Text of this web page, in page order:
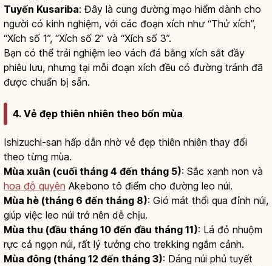
Tuyến Kusariba: Đây là cung đường mạo hiểm dành cho
người có kinh nghiệm, với các đoạn xích như “Thử xích”,
“Xích số 1”, “Xích số 2” và “Xích số 3”.
Bạn có thể trải nghiệm leo vách đá bằng xích sắt đầy
phiêu lưu, nhưng tại mỗi đoạn xích đều có đường tránh đã
được chuẩn bị sẵn.
4. Vẻ đẹp thiên nhiên theo bốn mùa
Ishizuchi-san hấp dẫn nhờ vẻ đẹp thiên nhiên thay đổi
theo từng mùa.
Mùa xuân (cuối tháng 4 đến tháng 5): Sắc xanh non và
hoa đỗ quyên Akebono tô điểm cho đường leo núi.
Mùa hè (tháng 6 đến tháng 8): Gió mát thổi qua đỉnh núi,
giúp việc leo núi trở nên dễ chịu.
Mùa thu (đầu tháng 10 đến đầu tháng 11): Lá đỏ nhuộm
rực cả ngọn núi, rất lý tưởng cho trekking ngắm cảnh.
Mùa đông (tháng 12 đến tháng 3): Dáng núi phủ tuyết